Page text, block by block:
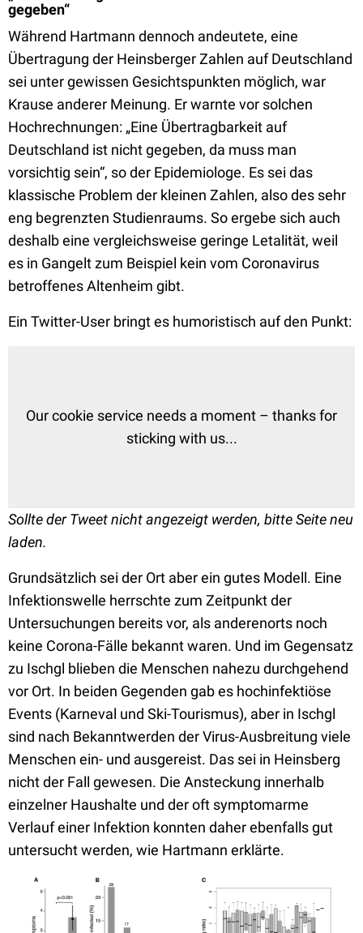
gegeben“
Während Hartmann dennoch andeutete, eine
Übertragung der Heinsberger Zahlen auf Deutschland
sei unter gewissen Gesichtspunkten möglich, war
Krause anderer Meinung. Er warnte vor solchen
Hochrechnungen: „Eine Übertragbarkeit auf
Deutschland ist nicht gegeben, da muss man
vorsichtig sein“, so der Epidemiologe. Es sei das
klassische Problem der kleinen Zahlen, also des sehr
eng begrenzten Studienraums. So ergebe sich auch
deshalb eine vergleichsweise geringe Letalität, weil
es in Gangelt zum Beispiel kein vom Coronavirus
betroffenes Altenheim gibt.
Ein Twitter-User bringt es humoristisch auf den Punkt:
Our cookie service needs a moment – thanks for
sticking with us...
Sollte der Tweet nicht angezeigt werden, bitte Seite neu
laden.
Grundsätzlich sei der Ort aber ein gutes Modell. Eine
Infektionswelle herrschte zum Zeitpunkt der
Untersuchungen bereits vor, als anderenorts noch
keine Corona-Fälle bekannt waren. Und im Gegensatz
zu Ischgl blieben die Menschen nahezu durchgehend
vor Ort. In beiden Gegenden gab es hochinfektiöse
Events (Karneval und Ski-Tourismus), aber in Ischgl
sind nach Bekanntwerden der Virus-Ausbreitung viele
Menschen ein- und ausgereist. Das sei in Heinsberg
nicht der Fall gewesen. Die Ansteckung innerhalb
einzelner Haushalte und der oft symptomarme
Verlauf einer Infektion konnten daher ebenfalls gut
untersucht werden, wie Hartmann erklärte.